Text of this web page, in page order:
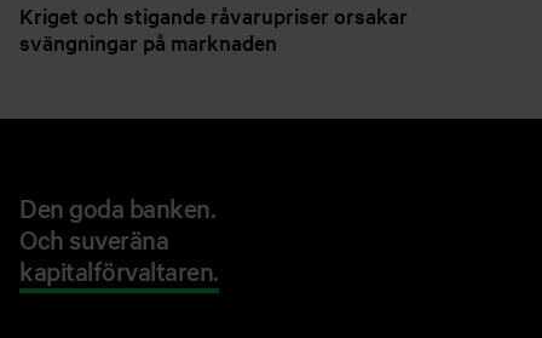
Kriget och stigande råvarupriser orsakar
svängningar på marknaden
Den goda banken.
Och suveräna
kapitalförvaltaren.